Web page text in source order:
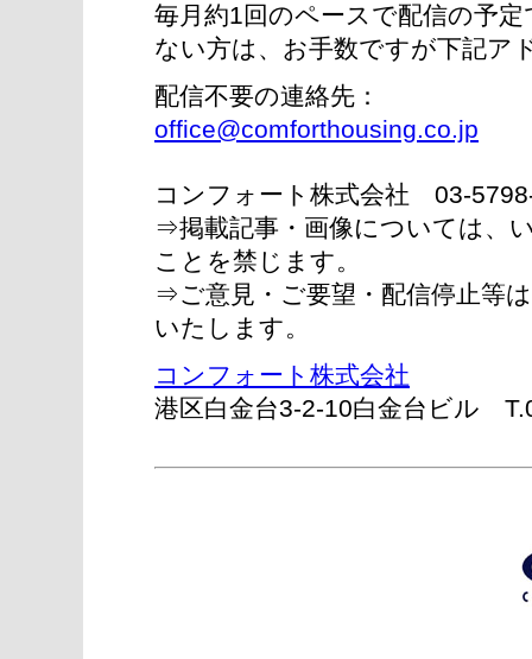
毎月約1回のペースで配信の予
ない方は、お手数ですが下記ア
配信不要の連絡先：
office@comforthousing.co.jp
コンフォート株式会社 03-
⇒掲載記事・画像については、
ことを禁じます。
⇒ご意見・ご要望・配信停止等は
いたします。
コンフォート株式会社
港区白金台3-2-10白金台ビル